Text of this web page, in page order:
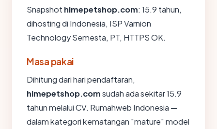
Snapshot himepetshop.com: 15.9 tahun,
dihosting di Indonesia, ISP Varnion
Technology Semesta, PT, HTTPS OK.
Masa pakai
Dihitung dari hari pendaftaran,
himepetshop.comsudah ada sekitar 15.9
tahun melalui CV. Rumahweb Indonesia —
dalam kategori kematangan "mature" model